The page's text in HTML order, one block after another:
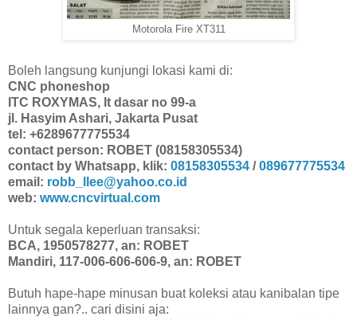
Motorola Fire XT311
Boleh langsung kunjungi lokasi kami di:
CNC phoneshop
ITC ROXYMAS, lt dasar no 99-a
jl. Hasyim Ashari, Jakarta Pusat
tel: +6289677775534
contact person: ROBET (08158305534)
contact by Whatsapp, klik: 08158305534 /089677775534
email: robb_llee@yahoo.co.id
web: www.cncvirtual.com
Untuk segala keperluan transaksi:
BCA, 1950578277, an: ROBET
Mandiri, 117-006-606-606-9, an: ROBET
Butuh hape-hape minusan buat koleksi atau kanibalan tipe
lainnya gan?.. cari disini aja: